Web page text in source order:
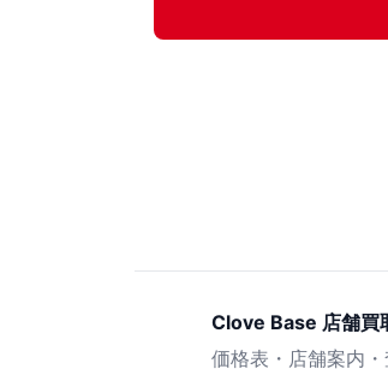
Clove Base 店舗買
価格表・店舗案内